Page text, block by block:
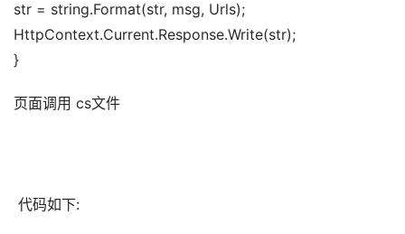
str = string.Format(str, msg, Urls);
HttpContext.Current.Response.Write(str);
}
页面调用 cs文件
代码如下: